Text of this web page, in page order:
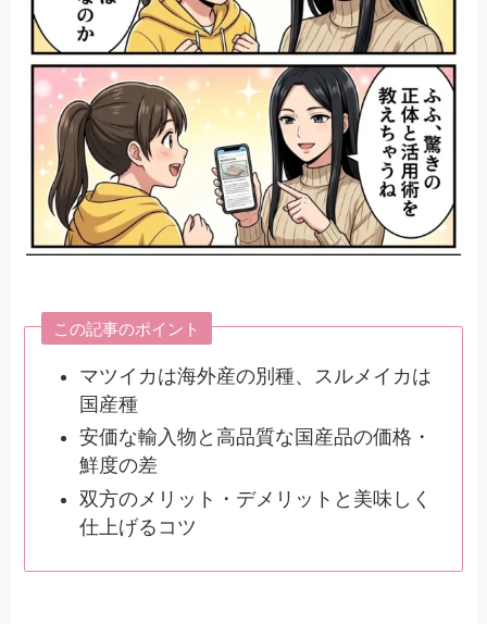
この記事のポイント
マツイカは海外産の別種、スルメイカは
国産種
安価な輸入物と高品質な国産品の価格・
鮮度の差
双方のメリット・デメリットと美味しく
仕上げるコツ